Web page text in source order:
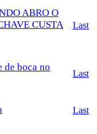
ABRO O
CUSTA
Last
de boca no
Last
Last